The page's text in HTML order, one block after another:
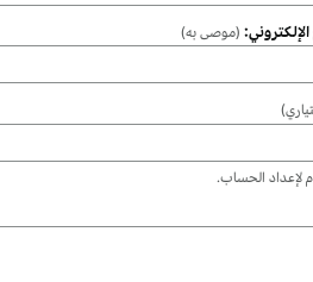
(موصى به)
لإعداد الحساب.